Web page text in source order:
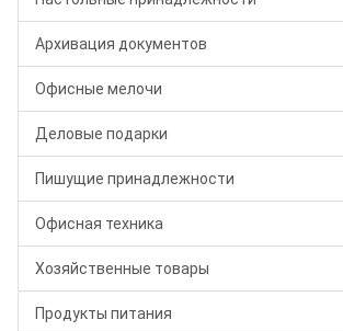
Архивация документов
Офисные мелочи
Деловые подарки
Пишущие принадлежности
Офисная техника
Хозяйственные товары
Продукты питания